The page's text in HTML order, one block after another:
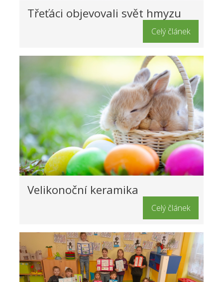
Třeťáci objevovali svět hmyzu
Celý článek
Velikonoční keramika
Celý článek